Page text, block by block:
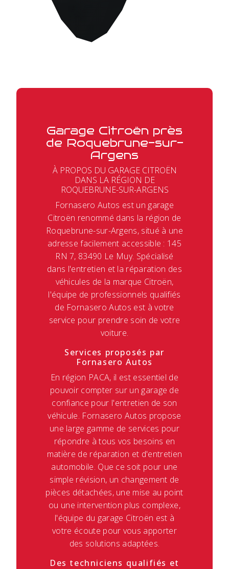
Garage Citroën près
de Roquebrune-sur-
Argens
À PROPOS DU GARAGE CITROËN
DANS LA RÉGION DE
ROQUEBRUNE-SUR-ARGENS
Fornasero Autos est un garage
Citroën renommé dans la région de
Roquebrune-sur-Argens, situé à une
adresse facilement accessible : 145
RN 7, 83490 Le Muy. Spécialisé
dans l'entretien et la réparation des
véhicules de la marque Citroën,
l'équipe de professionnels qualifiés
de Fornasero Autos est à votre
service pour prendre soin de votre
voiture.
Services proposés par
Fornasero Autos
En région PACA, il est essentiel de
pouvoir compter sur un garage de
confiance pour l'entretien de son
véhicule. Fornasero Autos propose
une large gamme de services pour
répondre à tous vos besoins en
matière de réparation et d'entretien
automobile. Que ce soit pour une
simple révision, un changement de
pièces détachées, une mise au point
ou une intervention plus complexe,
l'équipe du garage Citroën est à
votre écoute pour vous apporter
des solutions adaptées.
Des techniciens qualifiés et